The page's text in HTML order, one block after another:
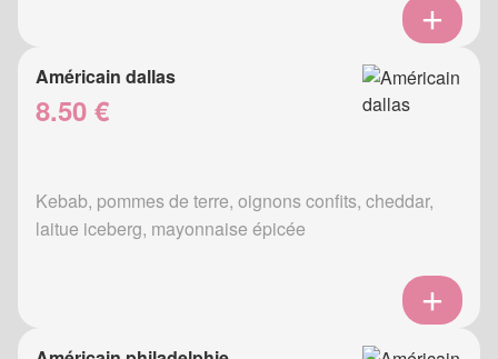
Américain dallas
8.50 €
Kebab, pommes de terre, oignons confits, cheddar,
laitue iceberg, mayonnaise épicée